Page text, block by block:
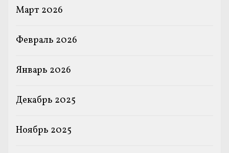
Март 2026
Февраль 2026
Январь 2026
Декабрь 2025
Ноябрь 2025